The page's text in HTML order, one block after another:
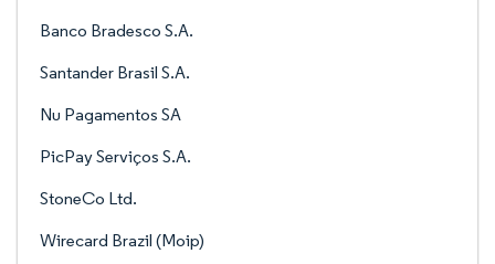
Banco Bradesco S.A.
Santander Brasil S.A.
Nu Pagamentos SA
PicPay Serviços S.A.
StoneCo Ltd.
Wirecard Brazil (Moip)